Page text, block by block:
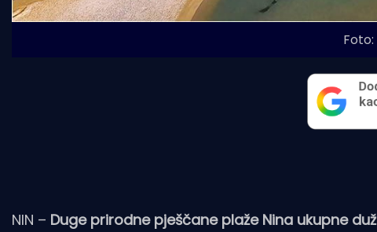
NIN – Duge prirodne pješčane plaže Nina ukupne